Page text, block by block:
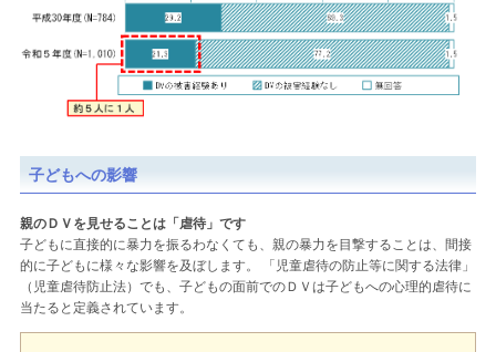
子どもへの影響
親のＤＶを見せることは「虐待」です
子どもに直接的に暴力を振るわなくても、親の暴力を目撃することは、間接
的に子どもに様々な影響を及ぼします。 「児童虐待の防止等に関する法律」
（児童虐待防止法）でも、子どもの面前でのＤＶは子どもへの心理的虐待に
当たると定義されています。